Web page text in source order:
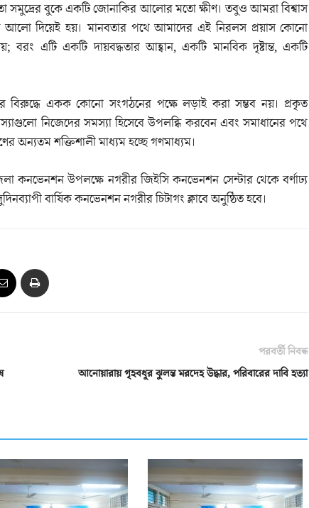
সমুদ্রের বুকে একটি জোনাকির আলোর মতো ক্ষীণ। তবুও আমরা বিশ্বাস
দিয়েই হয়। মানবতার পথে আমাদের এই নিরলস প্রয়াস কোনো
বরং এটি একটি দায়বদ্ধতার আহ্বান, একটি মানবিক দৃষ্টান্ত, একটি
বিরুদ্ধে একক কোনো সংগঠনের পক্ষে লড়াই করা সম্ভব নয়। প্রকৃত
নিজেদের সমস্যা হিসেবে উপলব্ধি করবেন এবং সমাধানের পথে
অন্যতম শক্তিশালী মাধ্যম হচ্ছে গণমাধ্যম।
কনভেনশন উপলক্ষে নগরীর জিইসি কনভেনশন সেন্টার থেকে বর্ণাঢ্য
বার্ষিক কনভেনশন নগরীর চিটাগং ক্লাবে অনুষ্ঠিত হবে।
পরবর্তী নিবন্ধ
আনোয়ারায় গৃহবধূর ঝুলন্ত মরদেহ উদ্ধার, পরিবারের দাবি হত্যা